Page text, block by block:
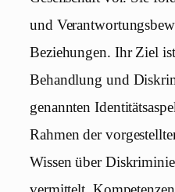
und
Beziehungen. Ihr Ziel
Behandlung und
genannten
Rahmen der
Wissen über